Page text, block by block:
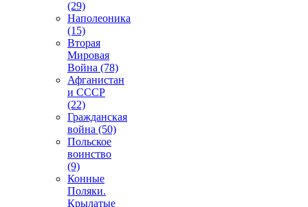
(29)
Наполеоника
(15)
Вторая
Мировая
Война (78)
Афганистан
и СССР
(22)
Гражданская
война (50)
Польское
воинство
(9)
Конные
Поляки.
Крылатые